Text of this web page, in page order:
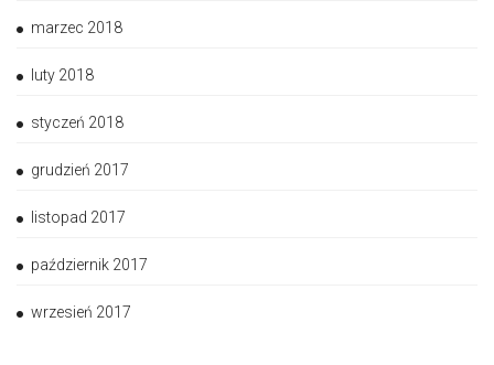
marzec 2018
luty 2018
styczeń 2018
grudzień 2017
listopad 2017
październik 2017
wrzesień 2017